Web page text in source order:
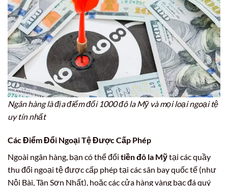
Ngân hàng là địa điểm đổi 1000 đô la Mỹ và mọi loại ngoại tệ
uy tín nhất
Các Điểm Đổi Ngoại Tệ Được Cấp Phép
Ngoài ngân hàng, bạn có thể đổi tiền đô la Mỹtại các quầy
thu đổi ngoại tệ được cấp phép tại các sân bay quốc tế (như
Nội Bài, Tân Sơn Nhất), hoặc các cửa hàng vàng bạc đá quý